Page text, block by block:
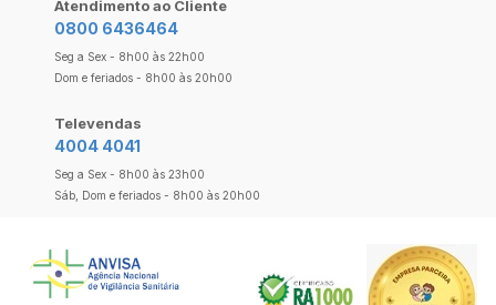
Atendimento ao Cliente
0800 6436464
Seg a Sex - 8h00 às 22h00
Dom e feriados - 8h00 às 20h00
Televendas
4004 4041
Seg a Sex - 8h00 às 23h00
Sáb, Dom e feriados - 8h00 às 20h00